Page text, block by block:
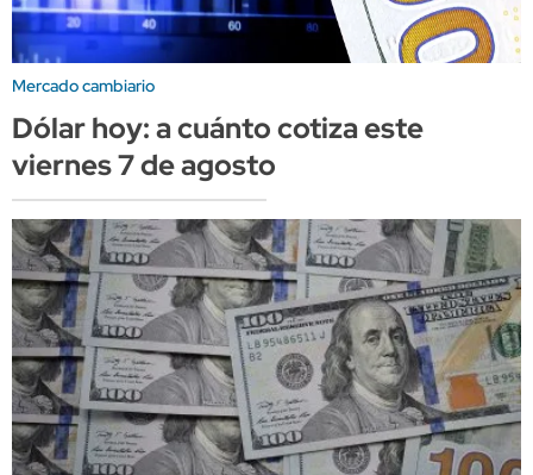
Mercado cambiario
Dólar hoy: a cuánto cotiza este
viernes 7 de agosto